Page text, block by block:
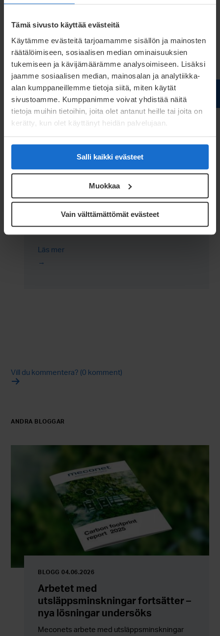
Tämä sivusto käyttää evästeitä
Käytämme evästeitä tarjoamamme sisällön ja mainosten
räätälöimiseen, sosiaalisen median ominaisuuksien
tukemiseen ja kävijämäärämme analysoimiseen. Lisäksi
jaamme sosiaalisen median, mainosalan ja analytiikka-
alan kumppaneillemme tietoja siitä, miten käytät
sivustoamme. Kumppanimme voivat yhdistää näitä
tietoja muihin tietoihin, joita olet antanut heille tai joita on
kerätty, kun olet käyttänyt heidän palvelujaan.
Salli kaikki evästeet
Muokkaa
Vain välttämättömät evästeet
korab.durmishaj@meconet.net
+46 70 300 54 82
Ladda ner tips för servopressning
Vad är servopressning? Vilka är fördelarna med
metoden? I den här guiden hittar du de bästa
tipsen från våra experter för bearbetning av
tunna plåtar med stansnings- och
Läs mer
Vill du kommentera? (0 komment)
ANDRA BLOGGAR
BLOGG 04.06.2026
Arbetet med
utsläppsminskningar fortsätter –
nya lösningar undersöks
Meconets arbete med utsläppsminskningar